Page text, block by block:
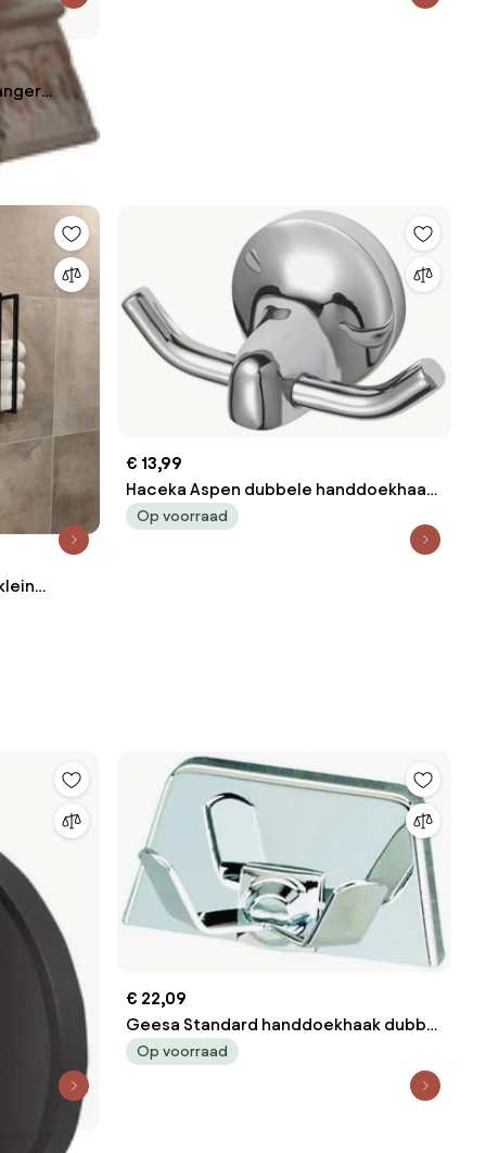
€ 13,99
Haceka Aspen dubbele handdoekhaak
chroom
Op voorraad
€ 22,09
Geesa Standard handdoekhaak dubbel
chroom
Op voorraad